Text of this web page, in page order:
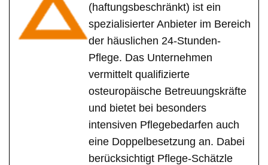
(haftungsbeschränkt) ist ein
spezialisierter Anbieter im Bereich
der häuslichen 24-Stunden-
Pflege. Das Unternehmen
vermittelt qualifizierte
osteuropäische Betreuungskräfte
und bietet bei besonders
intensiven Pflegebedarfen auch
eine Doppelbesetzung an. Dabei
berücksichtigt Pflege-Schätzle